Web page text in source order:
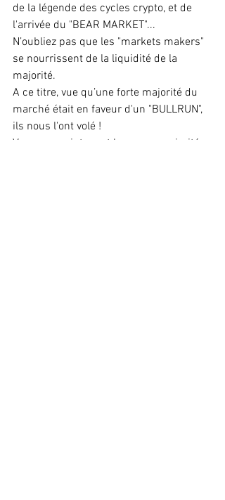
de la légende des cycles crypto, et de
l'arrivée du "BEAR MARKET"...
N’oubliez pas que les "markets makers"
se nourrissent de la liquidité de la
majorité.
A ce titre, vue qu’une forte majorité du
marché était en faveur d'un "BULLRUN",
ils nous l'ont volé !
Vue que maintenant la grosse majorité